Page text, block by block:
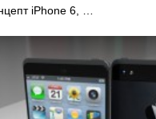
iPhone 6, …